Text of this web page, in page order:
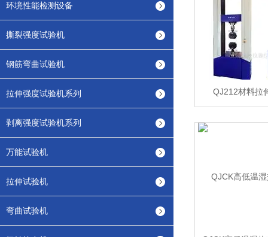
环境性能检测设备
撕裂强度试验机
钢筋弯曲试验机
拉伸强度试验机系列
剥离强度试验机系列
万能试验机
拉伸试验机
弯曲试验机
QJ212材料拉